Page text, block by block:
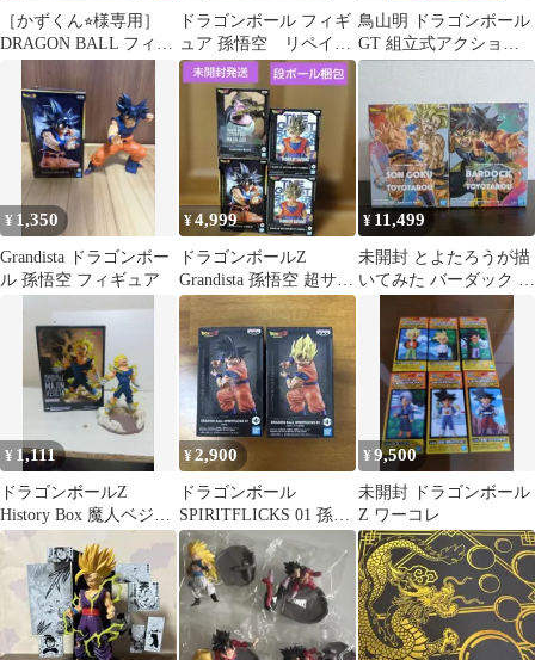
［かずくん⭐︎様専用］
DRAGON BALL フィギ
ドラゴンボール フィギ
ュア 孫悟空 リペイン
ト アニメ塗り 二次
元彩色
鳥山明 ドラゴンボール
GT 組立式アクション
ポーズ フィギュア ゴジ
¥ 1,350
Grandista ドラゴンボー
ル 孫悟空 フィギュア
¥4,999
ドラゴンボールZ
Grandista 孫悟空 超サイ
ヤ人 フィギュア
¥ 11,499
未開封 とよたろうが描
いてみた バーダック 孫
体セット
¥ 1,111
ドラゴンボールZ
History Box 魔人ベジー
タ フィギュア
¥2,900
ドラゴンボール
SPIRITFLICKS 01 孫悟
空 超サイヤ人 2種
¥9,500
未開封 ドラゴンボール
Z ワーコレ